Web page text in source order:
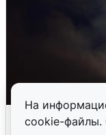
На
cookie-файлы.
В Воронеже